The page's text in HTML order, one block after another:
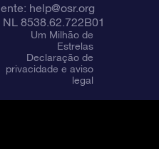
help@osr.org
NL 8538.62.722B01
Um Milhão de
Estrelas
Declaração de
privacidade e aviso
legal